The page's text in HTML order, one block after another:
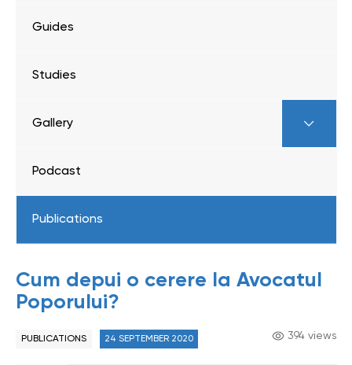
Cum depui o cerere la Avocatul
Poporului?
PUBLICATIONS 24 SEPTEMBER 2020 394 views
Guides
Studies
Gallery
Podcast
Publications